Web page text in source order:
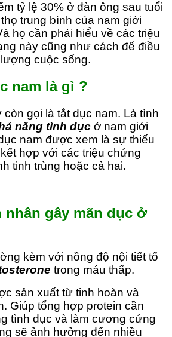
tỷ lệ 30% ở đàn ông sau tuổi
trung bình của nam giới
họ cần phải hiểu về các triệu
này cũng như cách để điều
cuộc sống.
nam là gì ?
còn gọi là tắt dục nam. Là tình
năng tình dục ở nam giới
nam được xem là sự thiếu
kết hợp với các triệu chứng
tinh trùng hoặc cả hai.
nhân gây mãn dục ở
kèm với nồng độ nội tiết tố
trong máu thấp.
sản xuất từ tinh hoàn và
Giúp tổng hợp protein cần
tình dục và làm cương cứng
sẽ ảnh hưởng đến nhiều